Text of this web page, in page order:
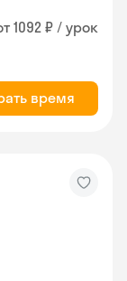
1092 ₽ / урок
время